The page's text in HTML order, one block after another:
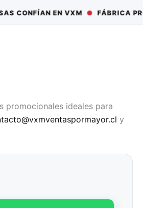
EN VXM●FÁBRICA
promocionales ideales para
y